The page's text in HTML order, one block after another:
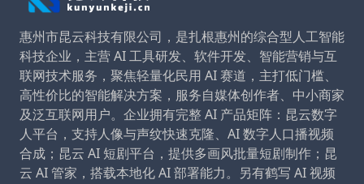
惠州市昆云科技有限公司，是扎根惠州的综合型人工智能
科技企业，主营 AI 工具研发、软件开发、智能营销与互
联网技术服务，聚焦轻量化民用 AI 赛道，主打低门槛、
高性价比的智能解决方案，服务自媒体创作者、中小商家
及泛互联网用户。企业拥有完整 AI 产品矩阵：昆云数字
人平台，支持人像与声纹快速克隆、AI 数字人口播视频
合成；昆云 AI 短剧平台，提供多画风批量短剧制作；昆
云 AI 管家，搭载本地化 AI 部署能力。另有鹤写 AI 视频